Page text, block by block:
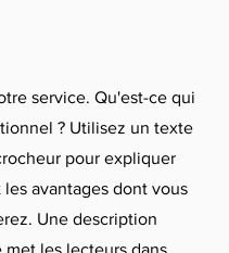
service. Qu'est-ce qui
? Utilisez un texte
pour expliquer
avantages dont vous
Une description
met les lecteurs dans